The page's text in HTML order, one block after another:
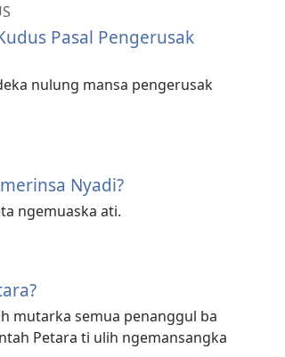
Pasal Pengerusak
nulung mansa pengerusak
Nyadi?
ngemuaska ati.
mutarka semua penanggul ba
Petara ti ulih ngemansangka